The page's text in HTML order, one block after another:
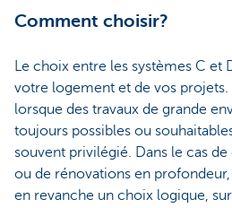
Comment choisir?
Le choix entre les systèmes C et
votre logement et de vos
lorsque des travaux de grande
toujours possibles ou
souvent privilégié. Dans le cas
ou de rénovations en
en revanche un choix logique,